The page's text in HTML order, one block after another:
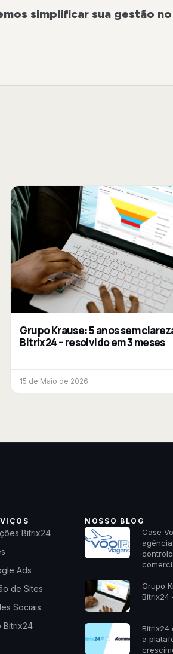
simplificar sua gestão no
Grupo Krause: 5 anos sem
Bitrix24 – resolvido em 3 meses
15 de Maio de 2026
Bitrix24
Ads
de Sites
Sociais
Bitrix24
NOSSO BLOG
Case
Grupo
Bitrix24
Bitrix24
a